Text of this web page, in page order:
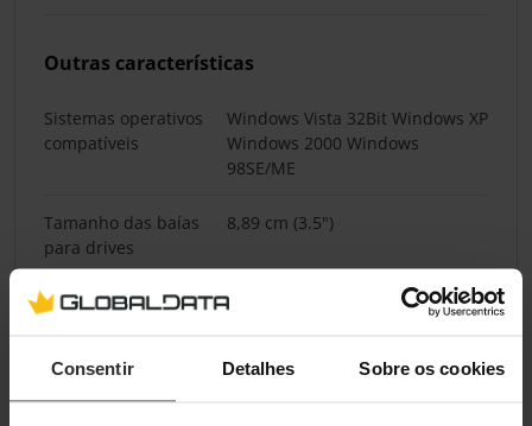
Consentir Detalhes Sobre os cookies
Outras características
Sistemas operativos
compatíveis
Windows Vista 32Bit Windows XP
Windows 2000 Windows
98SE/ME
Tamanho das baías
para drives
8,89 cm (3.5")
Energia por USB Sim